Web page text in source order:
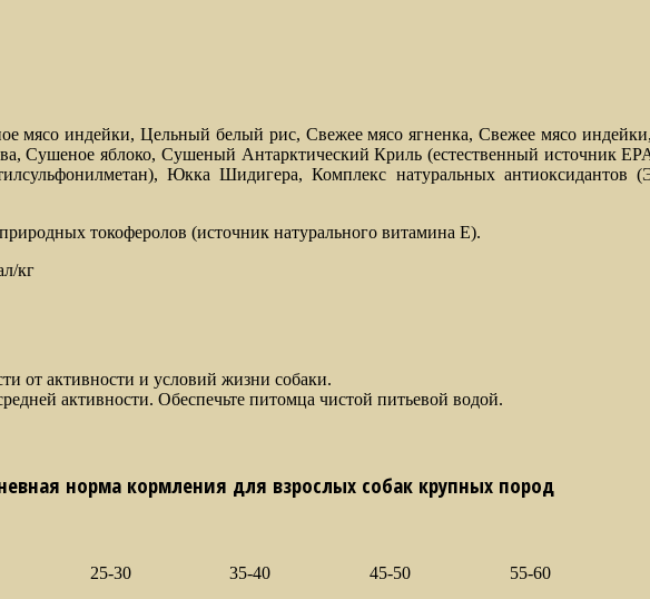
мясо индейки, Цельный белый рис, Свежее мясо ягненка, Свежее мясо
Сушеное яблоко, Сушеный Антарктический Криль (естественный источник
Юкка Шидигера, Комплекс натуральных антиоксидантов
токоферолов (источник натурального витамина Е).
кг
от активности и условий жизни собаки.
активности. Обеспечьте питомца чистой питьевой водой.
норма кормления для взрослых собак крупных пород
25-30 35-40 45-50 55-60